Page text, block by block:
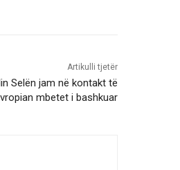
Artikulli tjetër
Selën jam në kontakt të
mbetet i bashkuar